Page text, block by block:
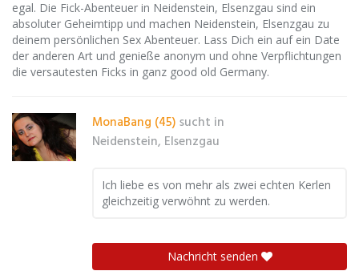
egal. Die Fick-Abenteuer in Neidenstein, Elsenzgau sind ein
absoluter Geheimtipp und machen Neidenstein, Elsenzgau zu
deinem persönlichen Sex Abenteuer. Lass Dich ein auf ein Date
der anderen Art und genieße anonym und ohne Verpflichtungen
die versautesten Ficks in ganz good old Germany.
MonaBang (45) sucht in
Neidenstein, Elsenzgau
Ich liebe es von mehr als zwei echten Kerlen
gleichzeitig verwöhnt zu werden.
Nachricht senden